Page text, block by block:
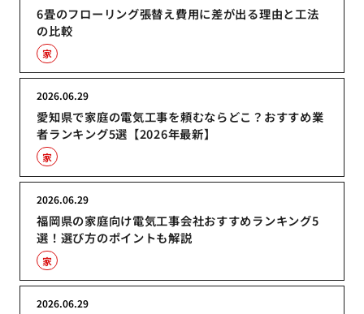
6畳のフローリング張替え費用に差が出る理由と工法
の比較
家
愛知県で家庭の電気工事を頼むならどこ？おすすめ業
者ランキング5選【2026年最新】
2026.06.29
家
福岡県の家庭向け電気工事会社おすすめランキング5
選！選び方のポイントも解説
2026.06.29
家
2026.06.29